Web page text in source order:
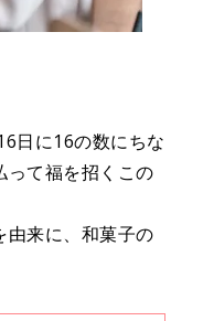
日に16の数にちな
って福を招くこの
由来に、和菓子の